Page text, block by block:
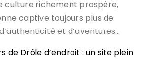
culture richement prospère,
captive toujours plus de
et d’aventures…
de Drôle d’endroit : un site plein